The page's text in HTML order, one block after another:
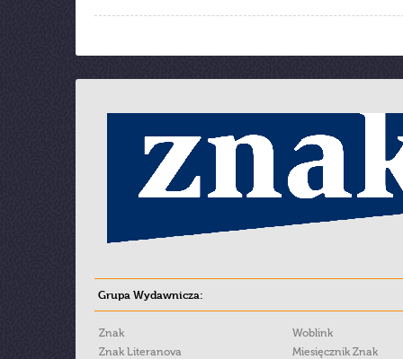
Grupa Wydawnicza:
Znak
Znak Literanova
Woblink
Miesięcznik Znak